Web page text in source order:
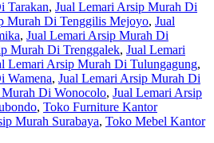
Tarakan, Jual Lemari Arsip Murah Di
Murah Di Tenggilis Mejoyo, Jual
, Jual Lemari Arsip Murah Di
Murah Di Trenggalek, Jual Lemari
Lemari Arsip Murah Di Tulungagung,
Wamena, Jual Lemari Arsip Murah Di
Di Wonocolo, Jual Lemari Arsip
, Toko Furniture Kantor
Murah Surabaya, Toko Mebel Kantor